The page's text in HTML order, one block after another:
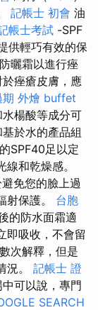
記帳士 初會 油
帳士考試 -SPF
供輕巧有效的保
曬霜以進行痤
於痤瘡皮膚，應
外燴 buffet
楊酸等成分可
於水的產品組
SPF40足以定
和乾燥感。
免您的臉上過
射保護。 台胞
的防水面霜適
即吸收，不會留
次解釋，但是
況。 記帳士 證
可以說，專門
SEARCH